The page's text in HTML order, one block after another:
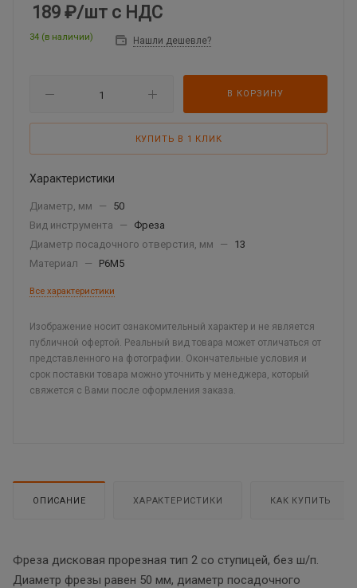
189 ₽/шт с НДС
34 (в наличии) Нашли дешевле?
В КОРЗИНУ
КУПИТЬ В 1 КЛИК
Характеристики
Диаметр, мм —
50
Вид инструмента
—
Фреза
Диаметр посадочного отверстия, мм
—
13
Материал
— Р6М5
Все характеристики
Изображение носит ознакомительный характер и не является
публичной офертой. Реальный вид товара может отличаться от
представленного на фотографии. Окончательные условия и
срок поставки товара можно уточнить у менеджера, который
свяжется с Вами после оформления заказа.
ОПИСАНИЕ ХАРАКТЕРИСТИКИ КАК КУПИТЬ
Фреза дисковая прорезная тип 2 со ступицей, без ш/п.
Диаметр фрезы равен 50 мм, диаметр посадочного